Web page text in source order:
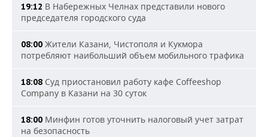
19:12 В Набережных Челнах представили нового
председателя городского суда
08:00 Жители Казани, Чистополя и Кукмора
потребляют наибольший объем мобильного трафика
18:08 Суд приостановил работу кафе Coffeeshop
Company в Казани на 30 суток
18:00 Минфин готов уточнить налоговый учет затрат
на безопасность